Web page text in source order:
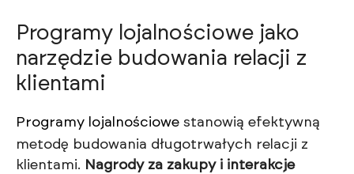
Programy lojalnościowe jako
narzędzie budowania relacji z
klientami
Programy lojalnościowe stanowią efektywną
metodę budowania długotrwałych relacji z
klientami. Nagrody za zakupy i interakcje